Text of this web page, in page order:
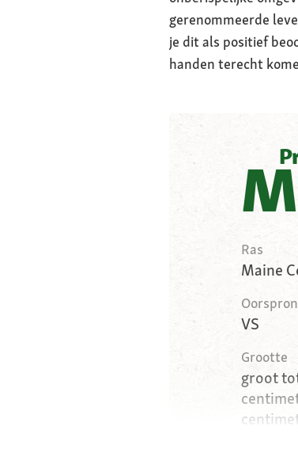
gerenommeerde
je dit als positief
handen terecht
Ras
Maine
VS
Grootte
groot